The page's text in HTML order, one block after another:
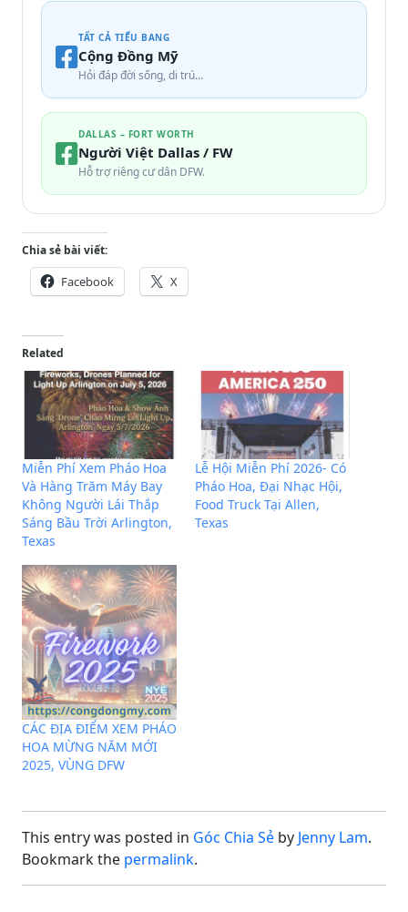
TẤT CẢ TIỂU BANG
Cộng Đồng Mỹ
Hỏi đáp đời sống, di trú…
DALLAS – FORT WORTH
Người Việt Dallas / FW
Hỗ trợ riêng cư dân DFW.
Chia sẻ bài viết:
Facebook X
Related
Miễn Phí Xem Pháo Hoa
Và Hàng Trăm Máy Bay
Không Người Lái Thắp
Sáng Bầu Trời Arlington,
Texas
Lễ Hội Miễn Phí 2026- Có
Pháo Hoa, Đại Nhạc Hội,
Food Truck Tại Allen,
Texas
CÁC ĐỊA ĐIỂM XEM PHÁO
HOA MỪNG NĂM MỚI
2025, VÙNG DFW
This entry was posted in Góc Chia Sẻ by Jenny Lam.
Bookmark the permalink.